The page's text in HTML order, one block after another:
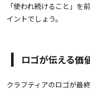
「使われ続けること」を
イントでしょう。
ロゴが伝える価
クラフティアのロゴが最